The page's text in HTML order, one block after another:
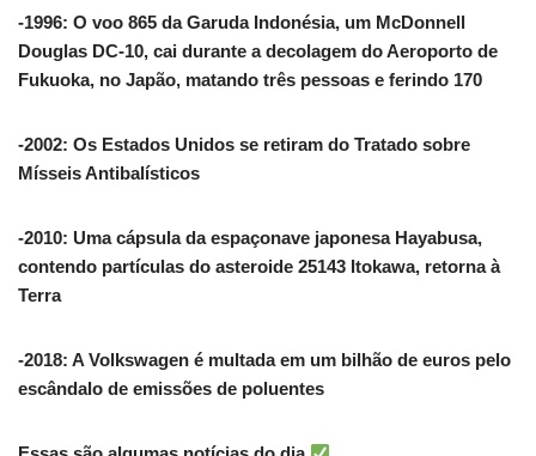
-1996: O voo 865 da Garuda Indonésia, um McDonnell
Douglas DC-10, cai durante a decolagem do Aeroporto de
Fukuoka, no Japão, matando três pessoas e ferindo 170
-2002: Os Estados Unidos se retiram do Tratado sobre
Mísseis Antibalísticos
-2010: Uma cápsula da espaçonave japonesa Hayabusa,
contendo partículas do asteroide 25143 Itokawa, retorna à
Terra
-2018: A Volkswagen é multada em um bilhão de euros pelo
escândalo de emissões de poluentes